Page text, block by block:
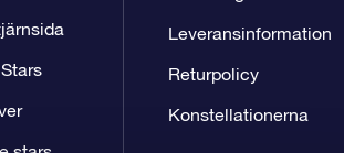
Leveransinformation
Returpolicy
Konstellationerna